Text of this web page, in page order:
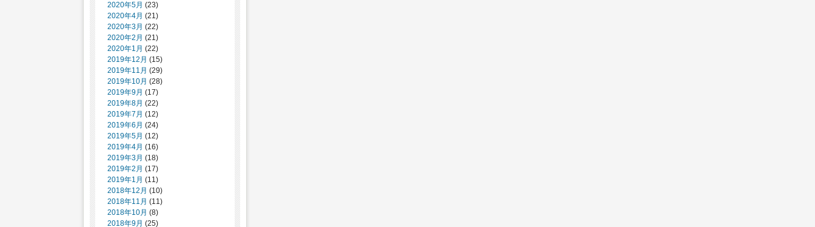
2020年5月 (23)
2020年4月 (21)
2020年3月 (22)
2020年2月 (21)
2020年1月 (22)
2019年12月 (15)
2019年11月 (29)
2019年10月 (28)
2019年9月 (17)
2019年8月 (22)
2019年7月 (12)
2019年6月 (24)
2019年5月 (12)
2019年4月 (16)
2019年3月 (18)
2019年2月 (17)
2019年1月 (11)
2018年12月 (10)
2018年11月 (11)
2018年10月 (8)
2018年9月 (25)